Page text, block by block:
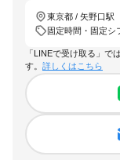
東京都 / 矢野口駅
固定時間・固定シ
「LINEで受け取る」で
す。 詳しくはこちら